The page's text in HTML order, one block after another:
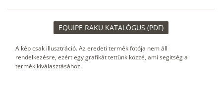
EQUIPE RAKU KATALÓGUS (PDF)
A kép csak illusztráció. Az eredeti termék fotója nem áll
rendelkezésre, ezért egy grafikát tettünk közzé, ami segitség a
termék kiválasztásához.